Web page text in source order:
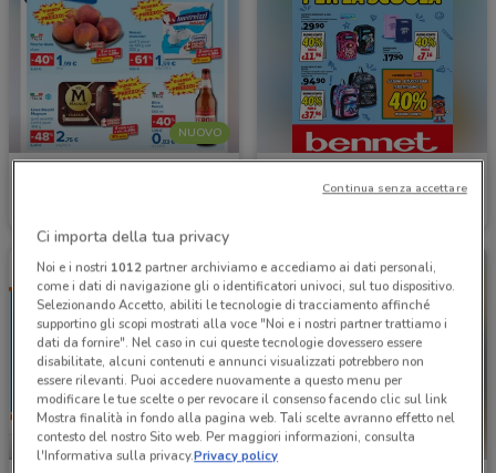
NUOVO
NUOVO
Ci importa della tua privacy
Noi e i nostri 1012partner archiviamo e accediamo ai dati personali,
come i dati di navigazione gli o identificatori univoci, sul tuo dispositivo.
Selezionando Accetto, abiliti le tecnologie di tracciamento affinché
supportino gli scopi mostrati alla voce "Noi e i nostri partner trattiamo i
dati da fornire". Nel caso in cui queste tecnologie dovessero essere
disabilitate, alcuni contenuti e annunci visualizzati potrebbero non
essere rilevanti. Puoi accedere nuovamente a questo menu per
modificare le tue scelte o per revocare il consenso facendo clic sul link
Mostra finalità in fondo alla pagina web. Tali scelte avranno effetto nel
contesto del nostro Sito web. Per maggiori informazioni, consulta
l'Informativa sulla privacy.Privacy policy
Continua senza accettare